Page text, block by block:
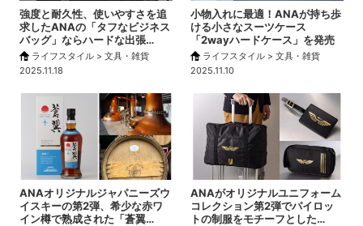
強度と耐久性、使いやすさを追
求したANAの「タフなビジネス
バッグ」ならハードな出張…
ライフスタイル > 文具・雑貨
2025.11.18
小物入れに最適！ANAが持ち歩
ける小さなスーツケース
「2wayハードケース」を発売
ライフスタイル > 文具・雑貨
2025.11.10
ANAオリジナルジャパニーズウ
イスキーの第2弾、希少な赤ワ
イン樽で熟成された「蒼翼…
ANAがオリジナルユニフォーム
コレクション第2弾でパイロッ
トの制服をモチーフとした…